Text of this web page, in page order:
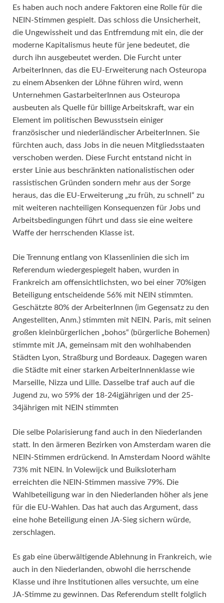
Es haben auch noch andere Faktoren eine Rolle für die
NEIN-Stimmen gespielt. Das schloss die Unsicherheit,
die Ungewissheit und das Entfremdung mit ein, die der
moderne Kapitalismus heute für jene bedeutet, die
durch ihn ausgebeutet werden. Die Furcht unter
ArbeiterInnen, das die EU-Erweiterung nach Osteuropa
zu einem Absenken der Löhne führen wird, wenn
Unternehmen GastarbeiterInnen aus Osteuropa
ausbeuten als Quelle für billige Arbeitskraft, war ein
Element im politischen Bewusstsein einiger
französischer und niederländischer ArbeiterInnen. Sie
fürchten auch, dass Jobs in die neuen Mitgliedsstaaten
verschoben werden. Diese Furcht entstand nicht in
erster Linie aus beschränkten nationalistischen oder
rassistischen Gründen sondern mehr aus der Sorge
heraus, das die EU-Erweiterung „zu früh, zu schnell“ zu
mit weiteren nachteiligen Konsequenzen für Jobs und
Arbeitsbedingungen führt und dass sie eine weitere
Waffe der herrschenden Klasse ist.
Die Trennung entlang von Klassenlinien die sich im
Referendum wiedergespiegelt haben, wurden in
Frankreich am offensichtlichsten, wo bei einer 70%igen
Beteiligung entscheidende 56% mit NEIN stimmten.
Geschätzte 80% der ArbeiterInnen (im Gegensatz zu den
Angestellten, Anm.) stimmten mit NEIN. Paris, mit seinen
großen kleinbürgerlichen „bohos“ (bürgerliche Bohemen)
stimmte mit JA, gemeinsam mit den wohlhabenden
Städten Lyon, Straßburg und Bordeaux. Dagegen waren
die Städte mit einer starken ArbeiterInnenklasse wie
Marseille, Nizza und Lille. Dasselbe traf auch auf die
Jugend zu, wo 59% der 18-24igjährigen und der 25-
34jährigen mit NEIN stimmten
Die selbe Polarisierung fand auch in den Niederlanden
statt. In den ärmeren Bezirken von Amsterdam waren die
NEIN-Stimmen erdrückend. In Amsterdam Noord wählte
73% mit NEIN. In Volewijck und Buiksloterham
erreichten die NEIN-Stimmen massive 79%. Die
Wahlbeteiligung war in den Niederlanden höher als jene
für die EU-Wahlen. Das hat auch das Argument, dass
eine hohe Beteiligung einen JA-Sieg sichern würde,
zerschlagen.
Es gab eine überwältigende Ablehnung in Frankreich, wie
auch in den Niederlanden, obwohl die herrschende
Klasse und ihre Institutionen alles versuchte, um eine
JA-Stimme zu gewinnen. Das Referendum stellt folglich